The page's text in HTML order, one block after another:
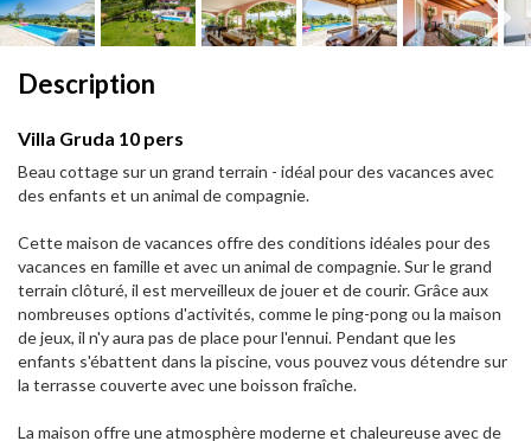
Description
Villa Gruda 10 pers
Beau cottage sur un grand terrain - idéal pour des vacances avec
des enfants et un animal de compagnie.
Cette maison de vacances offre des conditions idéales pour des
vacances en famille et avec un animal de compagnie. Sur le grand
terrain clôturé, il est merveilleux de jouer et de courir. Grâce aux
nombreuses options d'activités, comme le ping-pong ou la maison
de jeux, il n'y aura pas de place pour l'ennui. Pendant que les
enfants s'ébattent dans la piscine, vous pouvez vous détendre sur
la terrasse couverte avec une boisson fraîche.
La maison offre une atmosphère moderne et chaleureuse avec de